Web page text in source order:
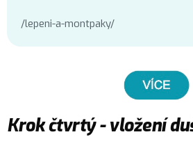
/lepeni-a-montpaky/
Krok čtvrtý - vložení